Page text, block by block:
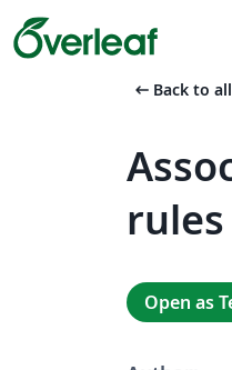
arrow_left_alt Back to
Open as